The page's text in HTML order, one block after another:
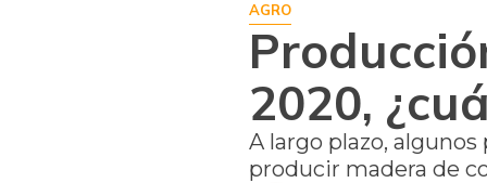
AGRO
2020,
A largo plazo,
producir madera de